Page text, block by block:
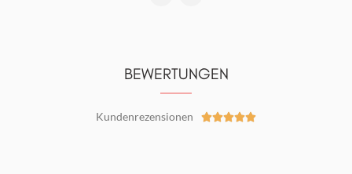
BEWERTUNGEN
Kundenrezensionen 